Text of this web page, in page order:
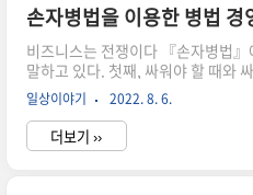
몸으로 나온 처칠과 루즈벨트의 만
읽을 수 있었다. 알몸인 처칠은 태연
국의 수상인 저는 더 이상 숨길 게
손자병법을 이용한 병법 경
비즈니스는 전쟁이다 『손자병법
말하고 있다. 첫째, 싸워야 할 때와
리한다. 둘째, 대군(大軍)과 소세(小
한다. 셋째, 윗사람과 아랫사람의 마
제나 미리 대비하고, 상대방이 방심
째, 장군이 유능하고 주군이 간섭하
일상이야기 2022. 8. 6.
더보기 ››